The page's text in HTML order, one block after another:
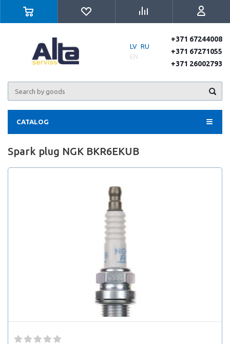
LV RU
EN
+371 67244008
+371 67271055
+371 26002793
CATALOG
Spark plug NGK BKR6EKUB